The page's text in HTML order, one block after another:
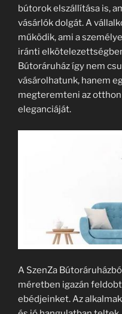
bútorok elszállítása is,
vásárlók dolgát. A
működik, ami a
iránti
Bútoráruház így nem
vásárolhatunk, hanem
megteremteni az
eleganciáját.
A SzenZa
méretben igazán
ebédjeinket. Az